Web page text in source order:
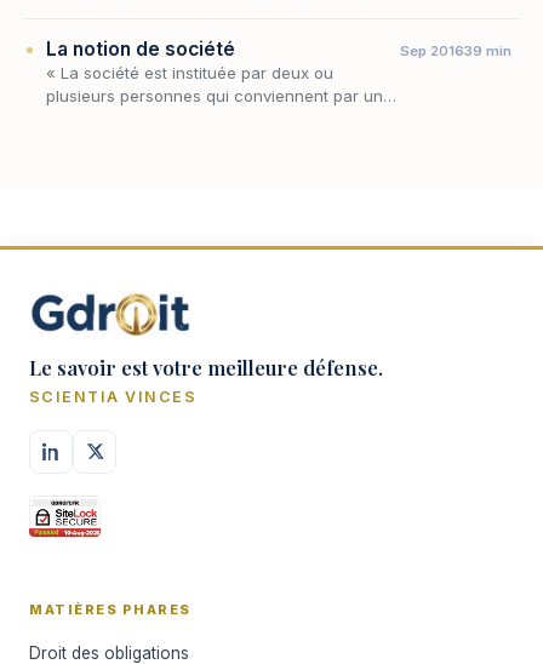
ou p…
La notion de société
« La société est instituée par deux ou
plusieurs personnes qui conviennent par un
Sep 201639 min
Le savoir est votre meilleure défense.
SCIENTIA VINCES
MATIÈRES PHARES
Droit des obligations